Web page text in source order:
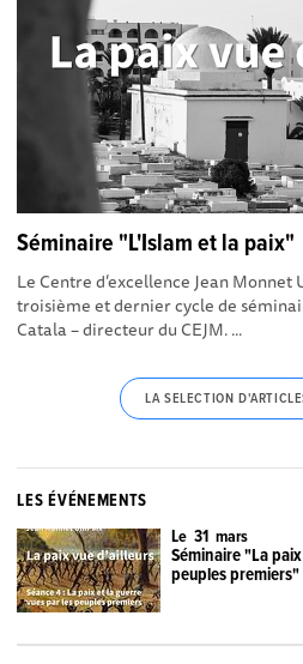
Séminaire "L'Islam et la paix"
Le Centre d’excellence Jean Monnet
troisième et dernier cycle de
Catala – directeur du CEJM. ...
LA SELECTION
LES ÉVÉNEMENTS
Le 31 mars
Séminaire "La
peuples premiers"